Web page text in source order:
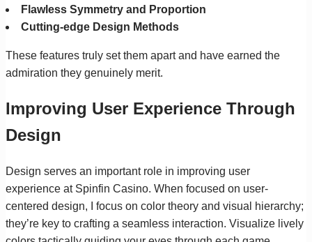
Flawless Symmetry and Proportion
Cutting-edge Design Methods
These features truly set them apart and have earned the
admiration they genuinely merit.
Improving User Experience Through
Design
Design serves an important role in improving user
experience at Spinfin Casino. When focused on user-
centered design, I focus on color theory and visual hierarchy;
they’re key to crafting a seamless interaction. Visualize lively